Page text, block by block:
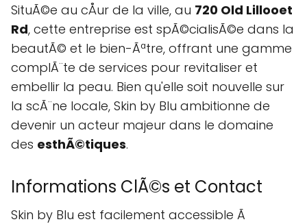
SituÃ©e au cÅur de la ville, au 720 Old Lillooet
Rd, cette entreprise est spÃ©cialisÃ©e dans la
beautÃ© et le bien-Ãªtre, offrant une gamme
complÃ¨te de services pour revitaliser et
embellir la peau. Bien qu'elle soit nouvelle sur
la scÃ¨ne locale, Skin by Blu ambitionne de
devenir un acteur majeur dans le domaine
des esthÃ©tiques.
Informations ClÃ©s et Contact
Skin by Blu est facilement accessible Ã